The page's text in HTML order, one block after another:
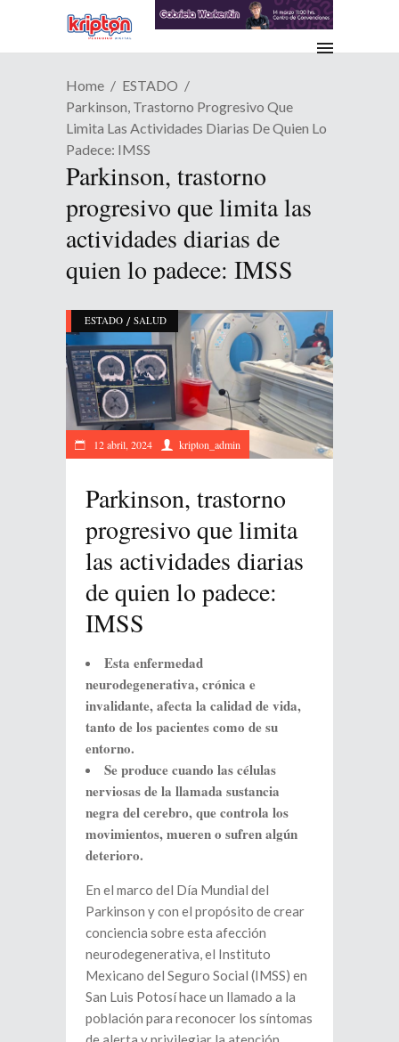
Home
ESTADO
Parkinson, Trastorno Progresivo Que
Limita Las Actividades Diarias De Quien Lo
Padece: IMSS
Parkinson, trastorno
progresivo que limita las
actividades diarias de
quien lo padece: IMSS
ESTADO / SALUD
12 abril, 2024 kripton_admin
Parkinson, trastorno
progresivo que limita
las actividades diarias
de quien lo padece:
IMSS
Esta enfermedad
neurodegenerativa, crónica e
invalidante, afecta la calidad de vida,
tanto de los pacientes como de su
entorno.
Se produce cuando las células
nerviosas de la llamada sustancia
negra del cerebro, que controla los
movimientos, mueren o sufren algún
deterioro.
En el marco del Día Mundial del
Parkinson y con el propósito de crear
conciencia sobre esta afección
neurodegenerativa, el Instituto
Mexicano del Seguro Social (IMSS) en
San Luis Potosí hace un llamado a la
población para reconocer los síntomas